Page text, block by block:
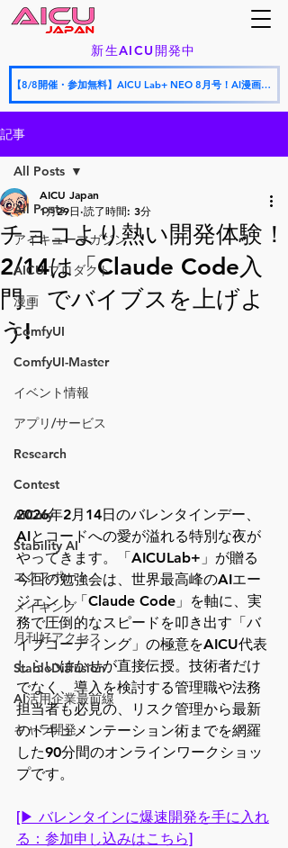
新生AICU開発中
【8/8開催・参加無料】AICU Lab+ NEO 8月号！AI漫画フェスティバル授賞式 × AICU怒涛の新サービス発表会
記事
All Posts
アイキューマガジン
AICU プロダクト
漫画
ComfyUI
ComfyUI-Master
イベント情報
アプリ/サービス
Research
Contest
AiCuty
Stability AI
エクスポート
メイキング
月刊好アクセス
StableDiffusion
AI活用企業最前線
キャラ開発
All Posts
チョコより熱い開発体験！
2/14は「Claude Code入
門」でバイブスを上げよ
う!
AICU Japan
1月29日 読了時間: 3分
2026年2月14日のバレンタインデー、
AIとコードへの愛が溢れる特別な夜が
やってきます。「AICULab+」が贈る
今回の勉強会は、世界最高峰のAIエー
ジェント「Claude Code」を軸に、実
務で圧倒的なスピードを叩き出す「バ
イブコーディング」の極意をAICU代表
しらいはかせが直接伝授。技術者だけ
でなく、導入を検討する管理職や法務
担当者も必見の、リスク管理から最新
のドキュメンテーション術までを網羅
した90分間のオンラインワークショッ
プです。
[▶︎ バレンタインに爆速開発を手に入れ
る：参加申し込みはこちら]